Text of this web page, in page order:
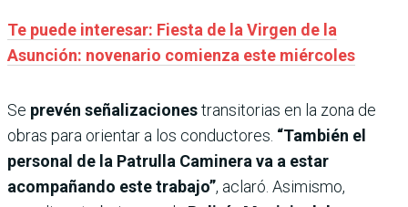
Te puede interesar: Fiesta de la Virgen de la
Asunción: novenario comienza este miércoles
Se prevén señalizacionestransitorias en la zona de
obras para orientar a los conductores. “También el
personal de la Patrulla Caminera va a estar
acompañando este trabajo”, aclaró. Asimismo,